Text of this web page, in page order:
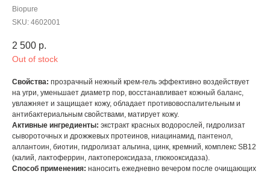
Biopure
SKU: 4602001
2 500 р.
Out of stock
Свойства: прозрачный нежный крем-гель эффективно воздействует
на угри, уменьшает диаметр пор, восстанавливает кожный баланс,
увлажняет и защищает кожу, обладает противовоспалительным и
антибактериальным свойствами, матирует кожу.
Активные ингредиенты: экстракт красных водорослей, гидролизат
сывороточных и дрожжевых протеинов, ниацинамид, пантенол,
аллантоин, биотин, гидролизат альгина, цинк, кремний, комплекс SB12
(калий, лактоферрин, лактопероксидаза, глюкооксидаза).
Способ применения: наносить ежедневно вечером после очищающих